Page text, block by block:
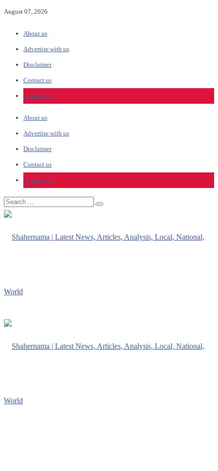
August 07, 2026
About us
Advertise with us
Disclaimer
Contact us
Support Us
About us
Advertise with us
Disclaimer
Contact us
Support Us